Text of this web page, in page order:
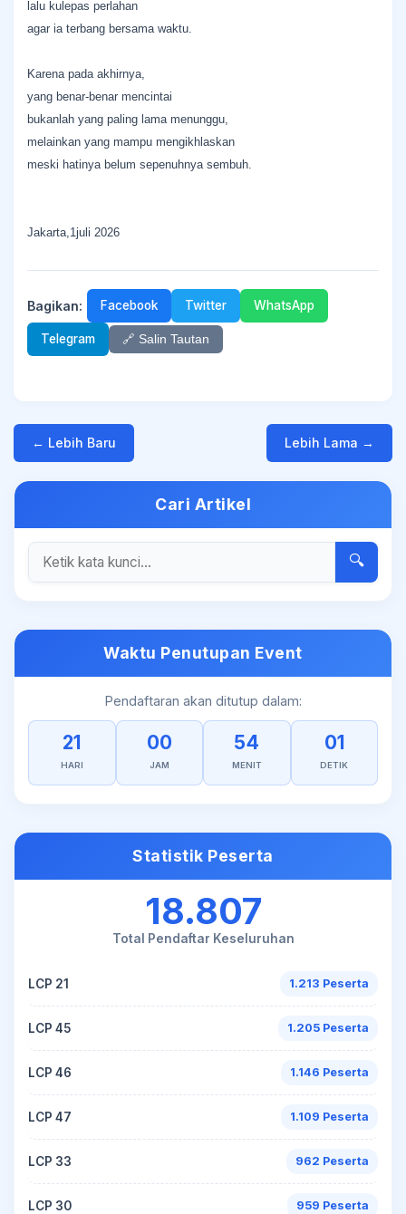
lalu kulepas perlahan
agar ia terbang bersama waktu.
Karena pada akhirnya,
yang benar-benar mencintai
bukanlah yang paling lama menunggu,
melainkan yang mampu mengikhlaskan
meski hatinya belum sepenuhnya sembuh.
Jakarta,1juli 2026
Bagikan: Facebook Twitter WhatsApp
Telegram 🔗 Salin Tautan
← Lebih Baru Lebih Lama →
Cari Artikel
🔍
Waktu Penutupan Event
Pendaftaran akan ditutup dalam:
21
HARI
00
JAM
54
MENIT
01
DETIK
Statistik Peserta
18.807
Total Pendaftar Keseluruhan
LCP 21 1.213 Peserta
LCP 45 1.205 Peserta
LCP 46 1.146 Peserta
LCP 47 1.109 Peserta
LCP 33 962 Peserta
LCP 30 959 Peserta